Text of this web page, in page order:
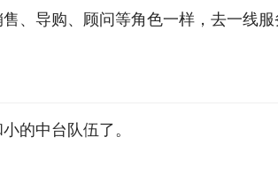
、导购、顾问等角色一样，去一线
的中台队伍了。